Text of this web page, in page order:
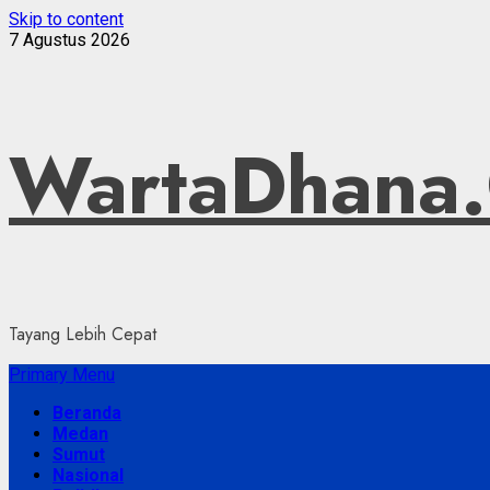
Skip to content
7 Agustus 2026
Tayang Lebih Cepat
Primary Menu
Beranda
Medan
Sumut
Nasional